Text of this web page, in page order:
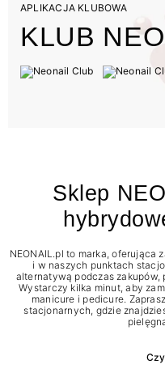
APLIKACJA KLUBOWA
KLUB
Sklep
NEONAIL.pl to marka, oferująca
i w naszych punktach
alternatywą podczas zakupów,
Wystarczy kilka minut, aby
manicure i pedicure.
stacjonarnych, gdzie